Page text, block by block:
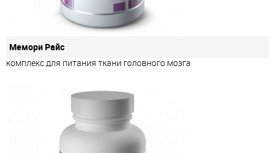
Мемори Райс
комплекс для питания ткани головного мозга